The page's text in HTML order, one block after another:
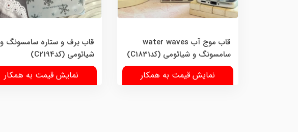
قاب موج آب water waves
سامسونگ و شیائومی (کدC1831)
نمایش قیمت به همکار
قاب برف و ستاره سامسونگ و
شیائومی (کدC2194)
نمایش قیمت به همکار